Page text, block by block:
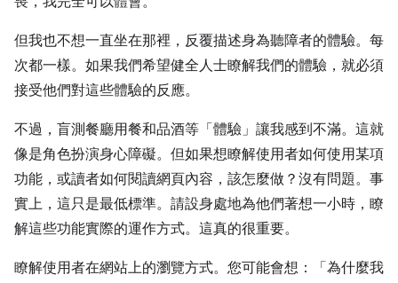
但我也不想一直坐在那裡，反覆描述身為聽障者的體驗。每
次都一樣。如果我們希望健全人士瞭解我們的體驗，就必須
接受他們對這些體驗的反應。
不過，盲測餐廳用餐和品酒等「體驗」讓我感到不滿。這就
像是角色扮演身心障礙。但如果想瞭解使用者如何使用某項
功能，或讀者如何閱讀網頁內容，該怎麼做？沒有問題。事
實上，這只是最低標準。請設身處地為他們著想一小時，瞭
解這些功能實際的運作方式。這真的很重要。
瞭解使用者在網站上的瀏覽方式。您可能會想：「為什麼我